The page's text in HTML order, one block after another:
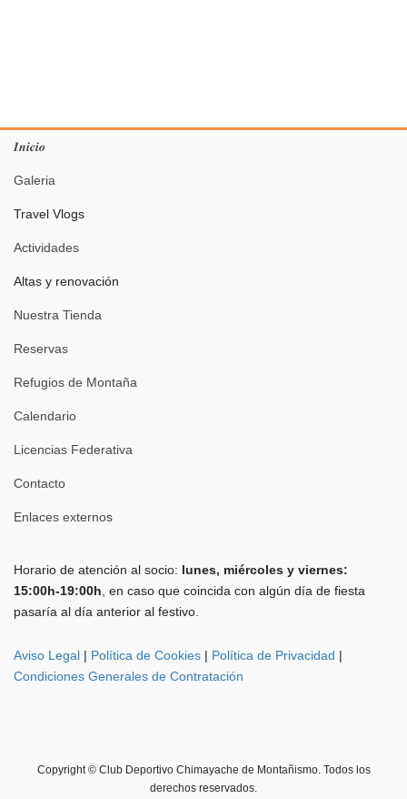
𝑰𝒏𝒊𝒄𝒊𝒐
Galeria
Travel Vlogs
Actividades
Altas y renovación
Nuestra Tienda
Reservas
Refugios de Montaña
Calendario
Licencias Federativa
Contacto
Enlaces externos
Horario de atención al socio: lunes, miércoles y viernes:
15:00h-19:00h , en caso que coincida con algún día de fiesta
pasaría al día anterior al festivo.
Aviso Legal | Política de Cookies | Política de Privacidad |
Condiciones Generales de Contratación
Copyright © Club Deportivo Chimayache de Montañismo. Todos los
derechos reservados.